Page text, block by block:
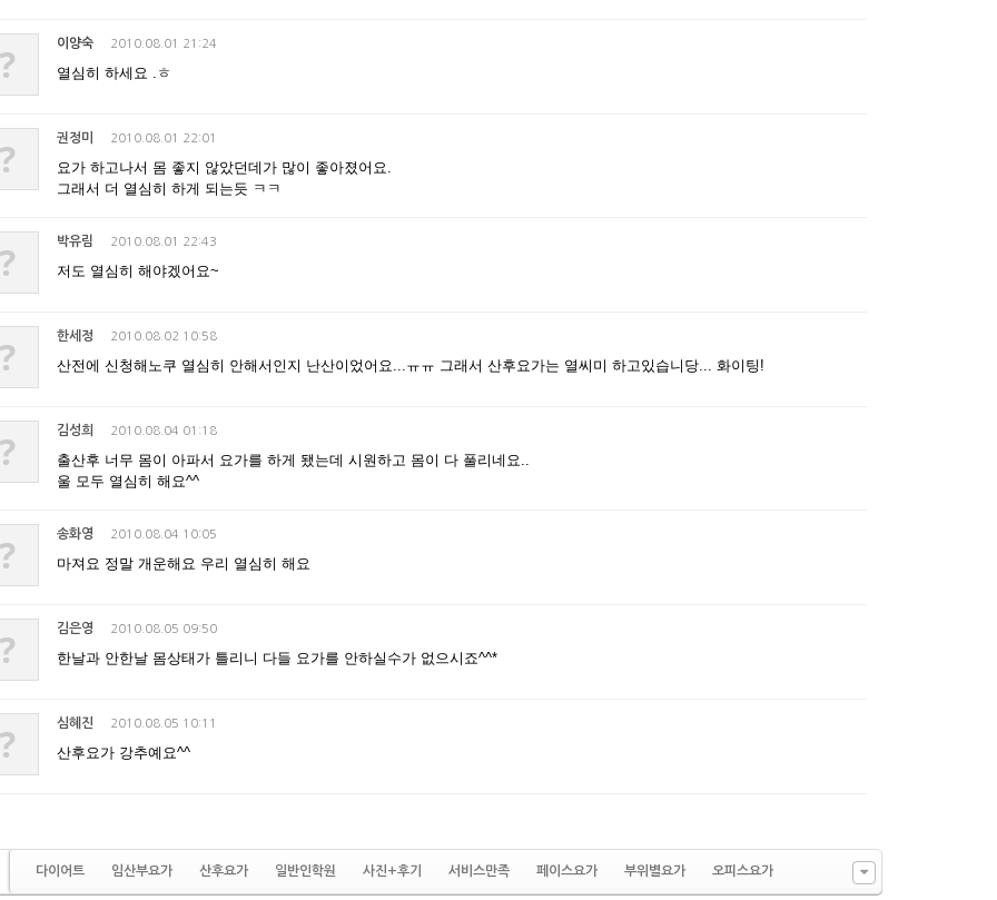
? 이양숙 2010.08.01 21:24
열심히 하세요 .ㅎ
? 권정미 2010.08.01 22:01
요가 하고나서 몸 좋지 않았던데가 많이 좋아졌어요.
그래서 더 열심히 하게 되는듯 ㅋㅋ
? 박유림 2010.08.01 22:43
저도 열심히 해야겠어요~
? 한세정 2010.08.02 10:58
산전에 신청해노쿠 열심히 안해서인지 난산이었어요...ㅠㅠ 그래서 산후요가는 열씨미 하고있습니당... 화이팅!
? 김성희 2010.08.04 01:18
출산후 너무 몸이 아파서 요가를 하게 됐는데 시원하고 몸이 다 풀리네요..
울 모두 열심히 해요^^
? 송화영 2010.08.04 10:05
마져요 정말 개운해요 우리 열심히 해요
? 김은영 2010.08.05 09:50
한날과 안한날 몸상태가 틀리니 다들 요가를 안하실수가 없으시죠^^*
? 심혜진 2010.08.05 10:11
산후요가 강추예요^^
다이어트 임산부요가 산후요가 일반인학원 사진+후기 서비스만족 페이스요가 부위별요가 오피스요가